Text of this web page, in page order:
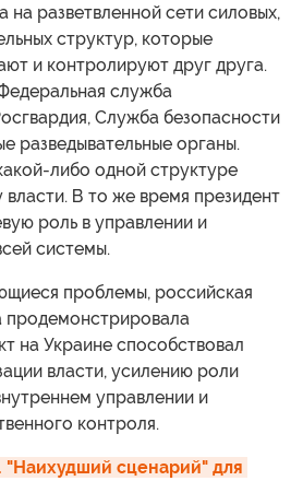
на разветвленной сети силовых,
структур, которые
и контролируют друг друга.
служба
Служба безопасности
разведывательные органы.
либо одной структуре
власти. В то же время президент
роль в управлении и
системы.
проблемы, российская
продемонстрировала
на Украине способствовал
власти, усилению роли
управлении и
контроля.
"Наихудший сценарий" для